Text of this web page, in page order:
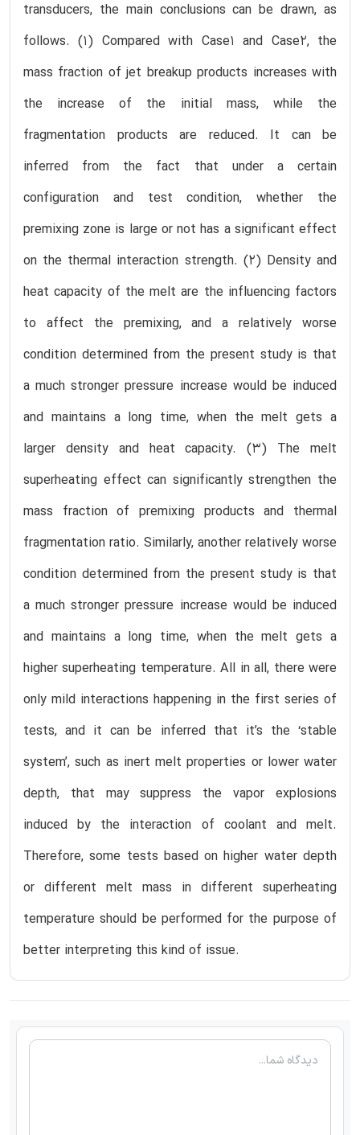
transducers, the main conclusions can be drawn, as
follows. (1) Compared with Case1 and Case2, the
mass fraction of jet breakup products increases with
the increase of the initial mass, while the
fragmentation products are reduced. It can be
inferred from the fact that under a certain
configuration and test condition, whether the
premixing zone is large or not has a significant effect
on the thermal interaction strength. (2) Density and
heat capacity of the melt are the influencing factors
to affect the premixing, and a relatively worse
condition determined from the present study is that
a much stronger pressure increase would be induced
and maintains a long time, when the melt gets a
larger density and heat capacity. (3) The melt
superheating effect can significantly strengthen the
mass fraction of premixing products and thermal
fragmentation ratio. Similarly, another relatively worse
condition determined from the present study is that
a much stronger pressure increase would be induced
and maintains a long time, when the melt gets a
higher superheating temperature. All in all, there were
only mild interactions happening in the first series of
tests, and it can be inferred that it’s the ‘stable
system’, such as inert melt properties or lower water
depth, that may suppress the vapor explosions
induced by the interaction of coolant and melt.
Therefore, some tests based on higher water depth
or different melt mass in different superheating
temperature should be performed for the purpose of
better interpreting this kind of issue.